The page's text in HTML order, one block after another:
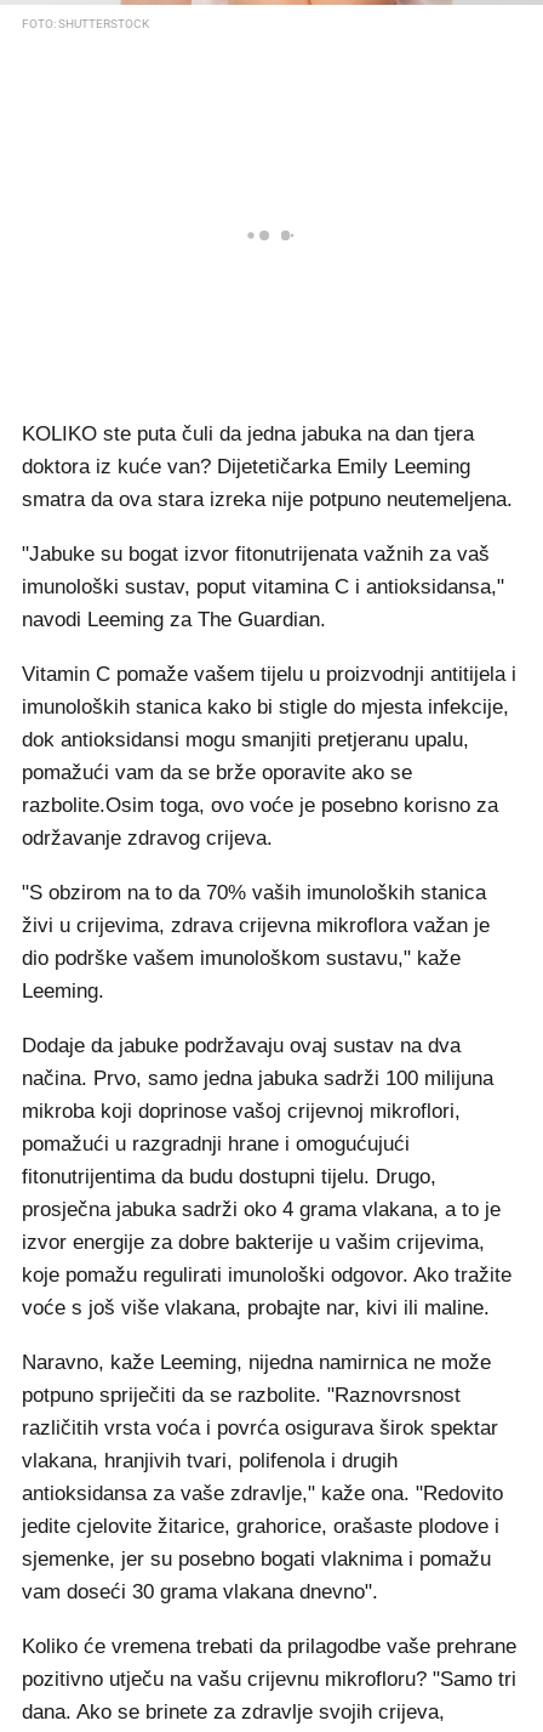
FOTO: SHUTTERSTOCK
KOLIKO ste puta čuli da jedna jabuka na dan tjera
doktora iz kuće van? Dijetetičarka Emily Leeming
smatra da ova stara izreka nije potpuno neutemeljena.
"Jabuke su bogat izvor fitonutrijenata važnih za vaš
imunološki sustav, poput vitamina C i antioksidansa,"
navodi Leeming za The Guardian.
Vitamin C pomaže vašem tijelu u proizvodnji antitijela i
imunoloških stanica kako bi stigle do mjesta infekcije,
dok antioksidansi mogu smanjiti pretjeranu upalu,
pomažući vam da se brže oporavite ako se
razbolite.Osim toga, ovo voće je posebno korisno za
održavanje zdravog crijeva.
"S obzirom na to da 70% vaših imunoloških stanica
živi u crijevima, zdrava crijevna mikroflora važan je
dio podrške vašem imunološkom sustavu," kaže
Leeming.
Dodaje da jabuke podržavaju ovaj sustav na dva
načina. Prvo, samo jedna jabuka sadrži 100 milijuna
mikroba koji doprinose vašoj crijevnoj mikroflori,
pomažući u razgradnji hrane i omogućujući
fitonutrijentima da budu dostupni tijelu. Drugo,
prosječna jabuka sadrži oko 4 grama vlakana, a to je
izvor energije za dobre bakterije u vašim crijevima,
koje pomažu regulirati imunološki odgovor. Ako tražite
voće s još više vlakana, probajte nar, kivi ili maline.
Naravno, kaže Leeming, nijedna namirnica ne može
potpuno spriječiti da se razbolite. "Raznovrsnost
različitih vrsta voća i povrća osigurava širok spektar
vlakana, hranjivih tvari, polifenola i drugih
antioksidansa za vaše zdravlje," kaže ona. "Redovito
jedite cjelovite žitarice, grahorice, orašaste plodove i
sjemenke, jer su posebno bogati vlaknima i pomažu
vam doseći 30 grama vlakana dnevno".
Koliko će vremena trebati da prilagodbe vaše prehrane
pozitivno utječu na vašu crijevnu mikrofloru? "Samo tri
dana. Ako se brinete za zdravlje svojih crijeva,